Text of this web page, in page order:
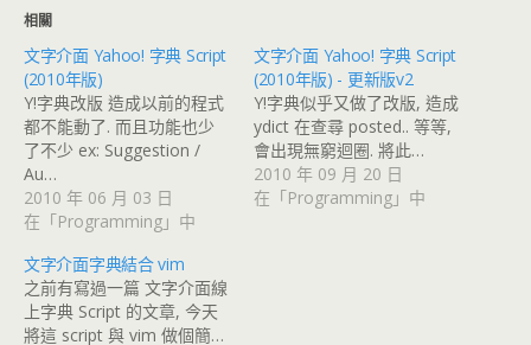
相關
文字介面 Yahoo! 字典 Script
(2010年版)
Y!字典改版 造成以前的程式
都不能動了. 而且功能也少
了不少 ex: Suggestion /
Au…
2010 年 06 月 03 日
在「Programming」中
文字介面 Yahoo! 字典 Script
(2010年版) - 更新版v2
Y!字典似乎又做了改版, 造成
ydict 在查尋 posted.. 等等,
會出現無窮迴圈. 將此…
2010 年 09 月 20 日
在「Programming」中
文字介面字典結合 vim
之前有寫過一篇 文字介面線
上字典 Script 的文章, 今天
將這 script 與 vim 做個簡…